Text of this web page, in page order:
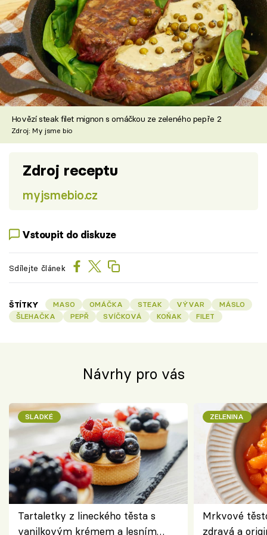
Hovězí steak filet mignon s omáčkou ze zeleného pepře 2
Zdroj: My jsme bio
Zdroj receptu
myjsmebio.cz
Vstoupit do diskuze
Sdílejte článek
ŠTÍTKY MASO OMÁČKA STEAK VÝVAR
MÁSLO
ŠLEHAČKA
PEPŘ SVÍČKOVÁ KOŇAK FILET
Návrhy pro vás
SLADKÉ
Tartaletky z lineckého těsta s
vanilkovým krémem a lesním
ZELENINA
Mrkvové
zdravá a